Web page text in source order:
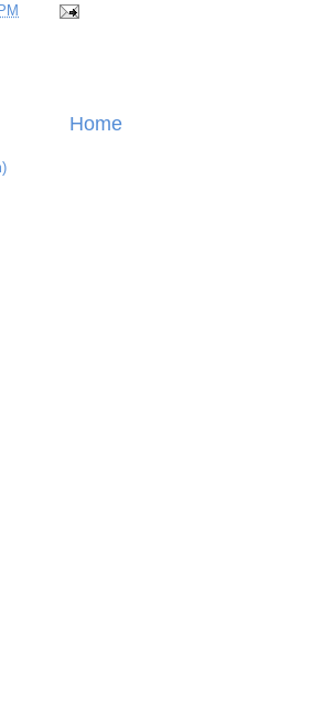
Home